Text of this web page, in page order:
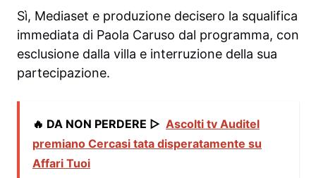
Sì, Mediaset e produzione decisero la squalifica
immediata di Paola Caruso dal programma, con
esclusione dalla villa e interruzione della sua
partecipazione.
🔥 DA NON PERDERE ▷ Ascolti tv Auditel
premiano Cercasi tata disperatamente su
Affari Tuoi